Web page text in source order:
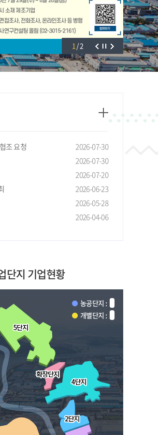
1/2
조 요청
2026-07-30
2026-07-30
2026-07-20
2026-06-23
2026-05-28
2026-04-06
단지 기업현황
농공단지 :
개별단지 :